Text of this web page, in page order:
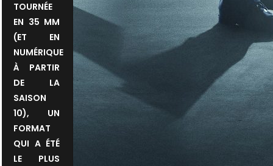
TOURNÉE
EN 35 MM
(ET EN
NUMÉRIQUE
À PARTIR
DE LA
SAISON
10), UN
FORMAT
QUI A ÉTÉ
LE PLUS